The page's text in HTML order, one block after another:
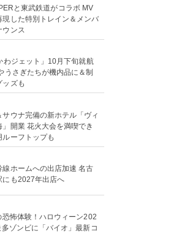
と東武鉄道がコラボ MV
現した特別トレイン＆メンバ
ウンス
わジェット」10月下旬就航
うさぎたちが機内品に＆制
ッズも
サウナ完備の新ホテル「ヴィ
」開業 花火大会を満喫でき
ルーフトップも
線ホームへの出店加速 名古
にも2027年出店へ
恐怖体験！ハロウィーン202
ゾンビに「バイオ」最新コ